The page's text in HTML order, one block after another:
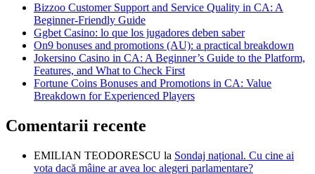
Bizzoo Customer Support and Service Quality in CA: A
Beginner-Friendly Guide
Ggbet Casino: lo que los jugadores deben saber
On9 bonuses and promotions (AU): a practical breakdown
Jokersino Casino in CA: A Beginner’s Guide to the Platform,
Features, and What to Check First
Fortune Coins Bonuses and Promotions in CA: Value
Breakdown for Experienced Players
Comentarii recente
EMILIAN TEODORESCU la Sondaj național. Cu cine ai
vota dacă mâine ar avea loc alegeri parlamentare?